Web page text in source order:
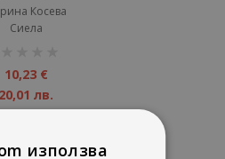
право - старо
издание
Косева
Сиела
10,23 €
20,01 лв.
използва